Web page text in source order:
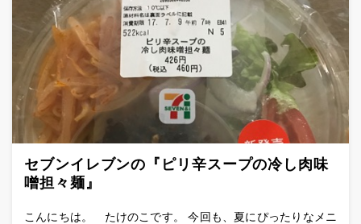
セブンイレブンの『ピリ辛スープの冷し肉味
噌担々麺』
こんにちは。 たけのこです。 今回も、夏にぴったりなメニ